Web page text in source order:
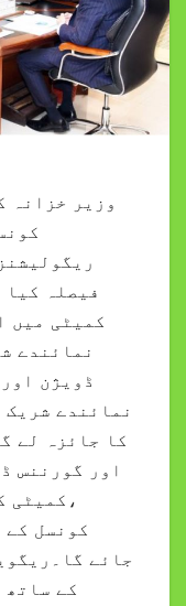
وزیر خزانہ
فیصلہ
کمیٹی میں
نمائندے
ڈویژن
نمائندے
کا جائزہ لے
اور گورننس
،کمیٹی
کونسل کے
جائے
کے